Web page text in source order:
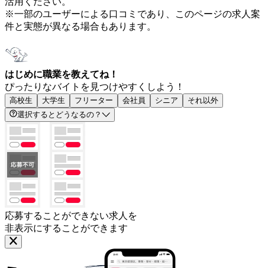
※一部のユーザーによる口コミであり、このページの求人案
件と実態が異なる場合もあります。
はじめに職業を教えてね！
ぴったりなバイトを見つけやすくしよう！
高校生 大学生 フリーター 会社員 シニア
それ以外
選択するとどうなるの？
応募することができない求人を
非表示にすることができます